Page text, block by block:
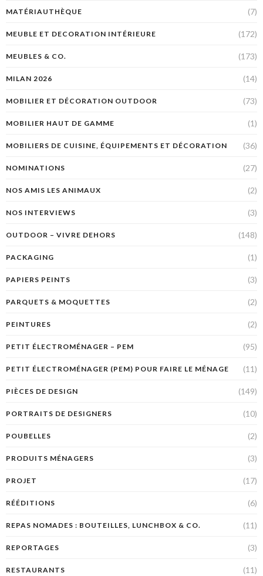
MATÉRIAUTHÈQUE (7)
MEUBLE ET DECORATION INTÉRIEURE (172)
MEUBLES & CO. (173)
MILAN 2026 (14)
MOBILIER ET DÉCORATION OUTDOOR (73)
MOBILIER HAUT DE GAMME (1)
MOBILIERS DE CUISINE, ÉQUIPEMENTS ET DÉCORATION (36)
NOMINATIONS (27)
NOS AMIS LES ANIMAUX (2)
NOS INTERVIEWS (3)
OUTDOOR – VIVRE DEHORS (148)
PACKAGING (1)
PAPIERS PEINTS (3)
PARQUETS & MOQUETTES (2)
PEINTURES (2)
PETIT ÉLECTROMÉNAGER – PEM (95)
PETIT ÉLECTROMÉNAGER (PEM) POUR FAIRE LE MÉNAGE (11)
PIÈCES DE DESIGN (149)
PORTRAITS DE DESIGNERS (10)
POUBELLES (2)
PRODUITS MÉNAGERS (3)
PROJET (17)
RÉÉDITIONS (6)
REPAS NOMADES : BOUTEILLES, LUNCHBOX & CO. (11)
REPORTAGES (3)
RESTAURANTS (11)